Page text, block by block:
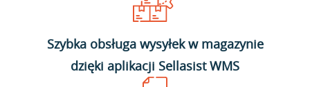
Szybka obsługa wysyłek w magazynie
dzięki aplikacji Sellasist WMS